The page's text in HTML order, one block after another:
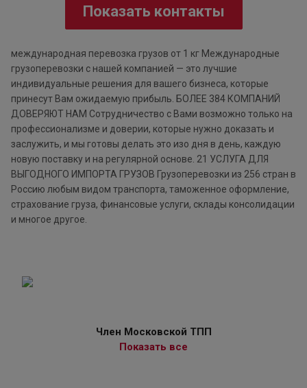
Показать контакты
международная перевозка грузов от 1 кг Международные
грузоперевозки с нашей компанией — это лучшие
индивидуальные решения для вашего бизнеса, которые
принесут Вам ожидаемую прибыль. БОЛЕЕ 384 КОМПАНИЙ
ДОВЕРЯЮТ НАМ Сотрудничество с Вами возможно только на
профессионализме и доверии, которые нужно доказать и
заслужить, и мы готовы делать это изо дня в день, каждую
новую поставку и на регулярной основе. 21 УСЛУГА ДЛЯ
ВЫГОДНОГО ИМПОРТА ГРУЗОВ Грузоперевозки из 256 стран в
Россию любым видом транспорта, таможенное оформление,
страхование груза, финансовые услуги, склады консолидации
и многое другое.
Член Московской ТПП
Показать все